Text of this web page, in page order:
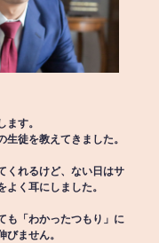
す。
徒を教えてきました。
くれるけど、ない日はサ
く耳にしました。
も「わかったつもり」に
ません。